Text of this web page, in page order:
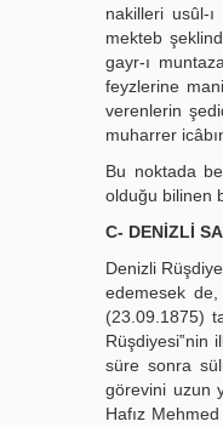
nakilleri usûl-
mekteb
gayr-ı
feyzlerine
verenlerin
muharrer
Bu noktada
olduğu bilinen
C- DENİZLİ
Denizli
edemesek de,
(23.09.1875)
Rüşdiyesi‟nin
süre sonra
görevini uzun
Hafız